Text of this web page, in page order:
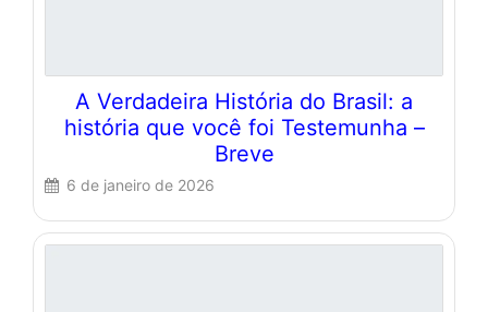
A Verdadeira História do Brasil: a
história que você foi Testemunha –
Breve
6 de janeiro de 2026